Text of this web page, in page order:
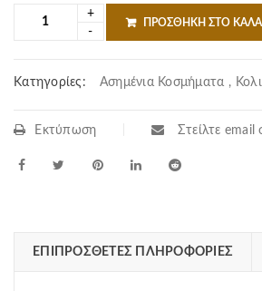
ΠΡΟΣΘΉΚΗ ΣΤΟ
Κατηγορίες: Ασημένια Κοσμήματα ,
Εκτύπωση Στείλτε email
ΕΠΙΠΡΌΣΘΕΤΕΣ ΠΛΗΡΟΦΟΡΊΕΣ